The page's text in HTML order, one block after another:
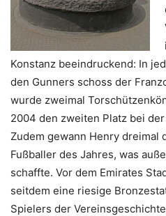
Konstanz beeindruckend: In
den Gunners schoss der
wurde zweimal
2004 den zweiten Platz bei
Zudem gewann Henry dreimal
Fußballer des Jahres, was
schaffte. Vor dem Emirates
seitdem eine riesige
Spielers der